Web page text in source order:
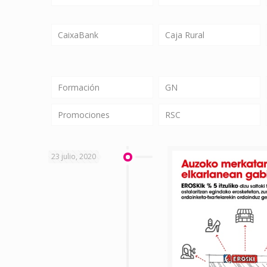
CaixaBank Caja Rural
Formación GN
Promociones RSC
23 julio, 2020